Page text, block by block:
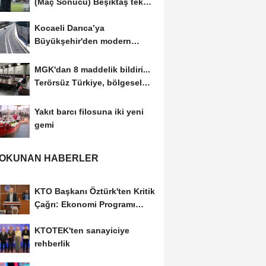
Kocaeli Darıca’ya
Büyükşehir'den modern
MGK'dan 8 maddelik bildiri...
Terörsüz Türkiye, bölgesel
Yakıt barcı filosuna iki yeni
gemi
HABERLER
KTO Başkanı Öztürk'ten Kritik
Çağrı: Ekonomi Programı
KTOTEK'ten sanayiciye
rehberlik